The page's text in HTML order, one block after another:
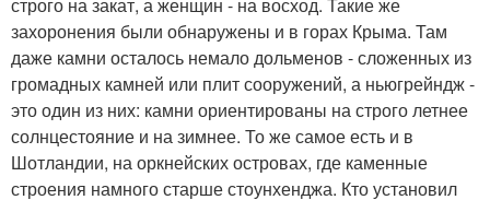
строго на закат, а женщин - на восход. Такие же
захоронения были обнаружены и в горах Крыма. Там
даже камни осталось немало дольменов - сложенных из
громадных камней или плит сооружений, а ньюгрейндж -
это один из них: камни ориентированы на строго летнее
солнцестояние и на зимнее. То же самое есть и в
Шотландии, на оркнейских островах, где каменные
строения намного старше стоунхенджа. Кто установил